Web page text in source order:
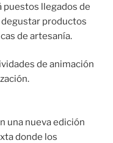
puestos llegados de
degustar productos
de artesanía.
de animación
una nueva edición
donde los